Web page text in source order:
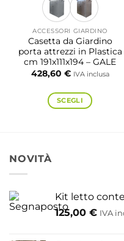
ACCESSORI GIARDINO
Casetta da Giardino
porta attrezzi in Plastica
cm 191x111x194 – GALE
428,60 € IVA inclusa
SCEGLI
opzioni
essere
NOVITÀ
Kit letto
125,00 € IVA